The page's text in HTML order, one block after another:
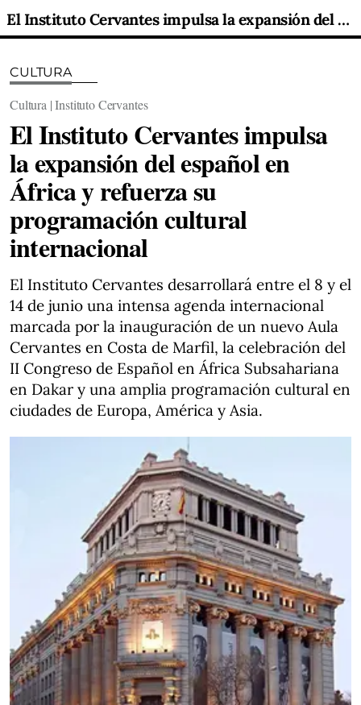
El Instituto Cervantes impulsa la expansión del español en África y refuerza su programación cultural internacional
CULTURA
Cultura | Instituto Cervantes
El Instituto Cervantes impulsa
la expansión del español en
África y refuerza su
programación cultural
internacional
El Instituto Cervantes desarrollará entre el 8 y el
14 de junio una intensa agenda internacional
marcada por la inauguración de un nuevo Aula
Cervantes en Costa de Marfil, la celebración del
II Congreso de Español en África Subsahariana
en Dakar y una amplia programación cultural en
ciudades de Europa, América y Asia.